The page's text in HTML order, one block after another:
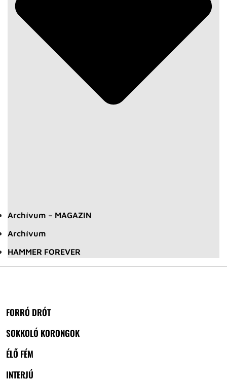
Archívum – MAGAZIN
Archívum
HAMMER FOREVER
FORRÓ DRÓT
SOKKOLÓ KORONGOK
ÉLŐ FÉM
INTERJÚ